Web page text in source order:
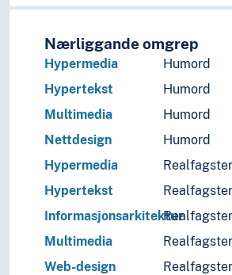
Nærliggande omgrep
Hypermedia
Humord
Hypertekst
Humord
Multimedia
Humord
Nettdesign
Humord
Hypermedia
Hypertekst
Informasjonsarkitektur
Multimedia
Web-design